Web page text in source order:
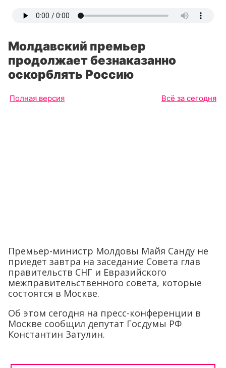
Молдавский премьер
продолжает безнаказанно
оскорблять Россию
Полная версия Всё за сегодня
Премьер-министр Молдовы Майя Санду не
приедет завтра на заседание Совета глав
правительств СНГ и Евразийского
межправительственного совета, которые
состоятся в Москве.
Об этом сегодня на пресс-конференции в
Москве сообщил депутат Госдумы РФ
Константин Затулин.